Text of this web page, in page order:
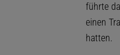
führte
einen
hatten.